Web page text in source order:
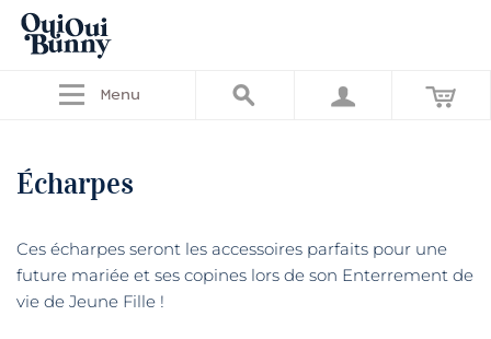
Menu
Écharpes
Ces écharpes seront les accessoires parfaits pour une
future mariée et ses copines lors de son Enterrement de
vie de Jeune Fille !